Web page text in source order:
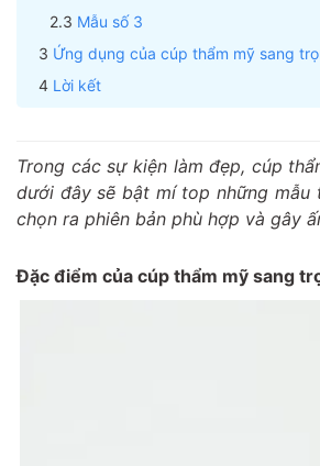
Mẫu số 3
Ứng dụng của cúp thẩm mỹ sang
Lời kết
Trong các sự kiện làm đẹp, cúp
dưới đây sẽ bật mí top những
chọn ra phiên bản phù hợp và gây
Đặc điểm của cúp thẩm mỹ sang